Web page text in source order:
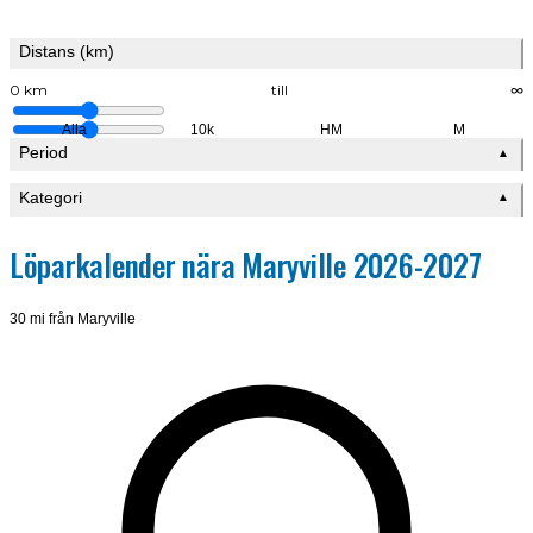
Distans (km)
0 km till ∞
Alla 10k HM M
Period ▲
Kategori ▲
Löparkalender nära Maryville 2026-2027
30 mi från Maryville